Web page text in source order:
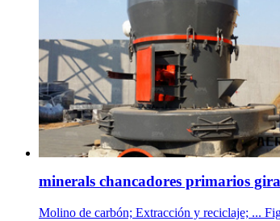
minerals chancadores primarios
Molino de carbón; Extracción y reciclaje; ...